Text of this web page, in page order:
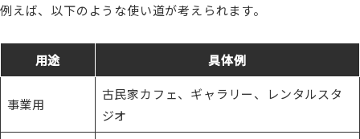
例えば、以下のような使い道が考えられます。
用途 具体例
事業用
古民家カフェ、ギャラリー、レンタルスタ
ジオ